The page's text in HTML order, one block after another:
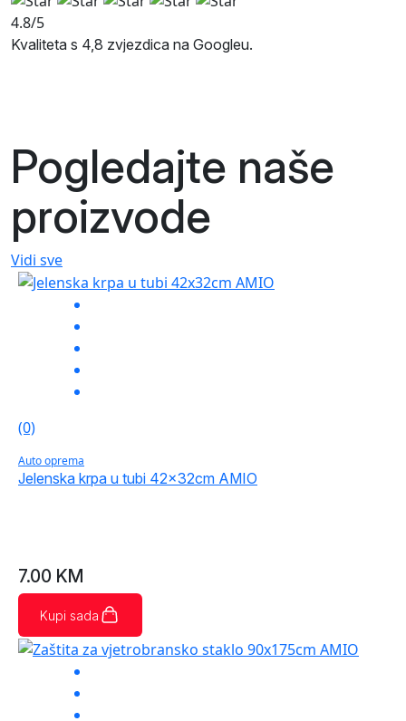
4.8/5
Kvaliteta s 4,8 zvjezdica na Googleu.
Pogledajte naše
proizvode
Vidi sve
(0)
Auto oprema
Jelenska krpa u tubi 42x32cm AMIO
7.00 KM
Kupi sada